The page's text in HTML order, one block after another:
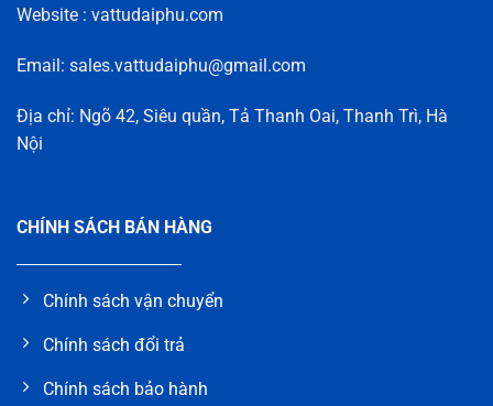
Website : vattudaiphu.com
Email: sales.vattudaiphu@gmail.com
Địa chỉ: Ngõ 42, Siêu quần, Tả Thanh Oai, Thanh Trì, Hà
Nội
CHÍNH SÁCH BÁN HÀNG
Chính sách vận chuyển
Chính sách đổi trả
Chính sách bảo hành